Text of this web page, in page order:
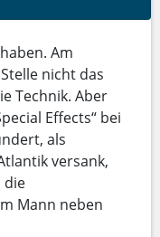
Am
nicht das
Technik. Aber
Effects“ bei
als
versank,
die
Mann neben